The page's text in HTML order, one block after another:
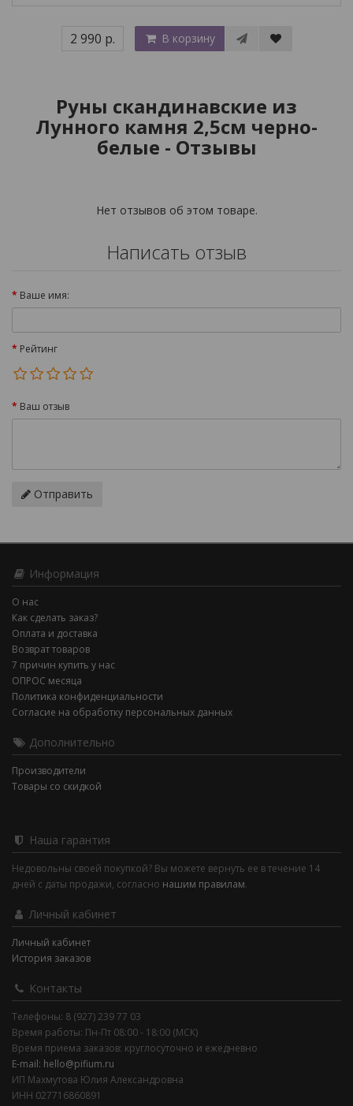
2 990 р. В корзину
Руны скандинавские из
Лунного камня 2,5см черно-
белые - Отзывы
Нет отзывов об этом товаре.
Написать отзыв
Ваше имя:
Рейтинг
Ваш отзыв
Отправить
Информация
О нас
Как сделать заказ?
Оплата и доставка
Возврат товаров
7 причин купить у нас
ОПРОС месяца
Политика конфиденциальности
Согласие на обработку персональных данных
Дополнительно
Производители
Товары со скидкой
Наша гарантия
Недовольны своей покупкой? Вы можете вернуть ее в течение 14
дней с даты продажи, согласно нашим правилам.
Личный кабинет
Личный кабинет
История заказов
Контакты
Телефоны: 8 (927) 239 77 03
Время работы: Пн-Пт 08:00 - 18:00 (МСК)
Время приема заказов: круглосуточно и ежедневно
E-mail: hello@pifium.ru
ИП Махмутова Юлия Александровна
ИНН 027716860891